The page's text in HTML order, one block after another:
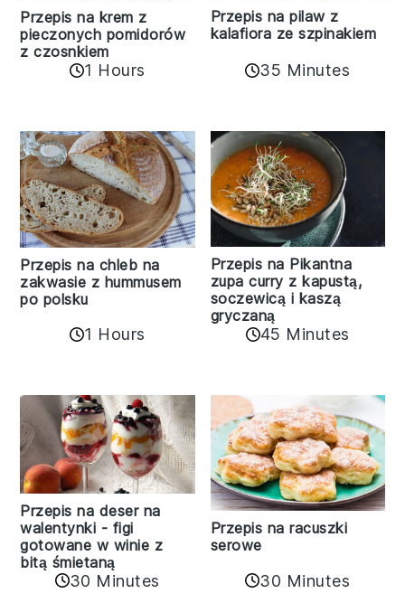
Przepis na krem z
pieczonych pomidorów
z czosnkiem
1 Hours
Przepis na pilaw z
kalafiora ze szpinakiem
35 Minutes
Przepis na chleb na
zakwasie z hummusem
po polsku
1 Hours
Przepis na Pikantna
zupa curry z kapustą,
soczewicą i kaszą
gryczaną
45 Minutes
Przepis na deser na
walentynki - figi
gotowane w winie z
bitą śmietaną
30 Minutes
Przepis na racuszki
serowe
30 Minutes